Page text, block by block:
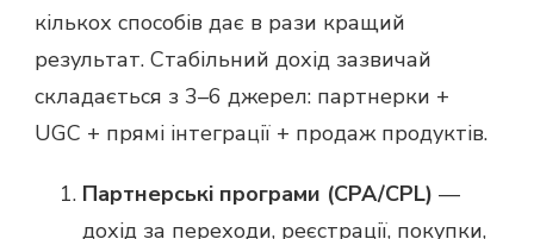
кількох способів дає в рази кращий
результат. Стабільний дохід зазвичай
складається з 3–6 джерел: партнерки +
UGC + прямі інтеграції + продаж продуктів.
Партнерські програми (CPA/CPL) —
дохід за переходи, реєстрації, покупки,